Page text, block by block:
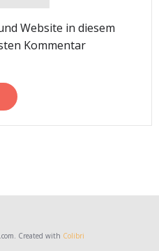
Website in diesem
Kommentar
Created with Colibri